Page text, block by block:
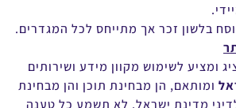
ומציע לשימוש מקוון מידע ושירותים
ומותאם, הן מבחינת תוכן והן מבחינת
מדינת ישראל. לא תשמע כל טענה